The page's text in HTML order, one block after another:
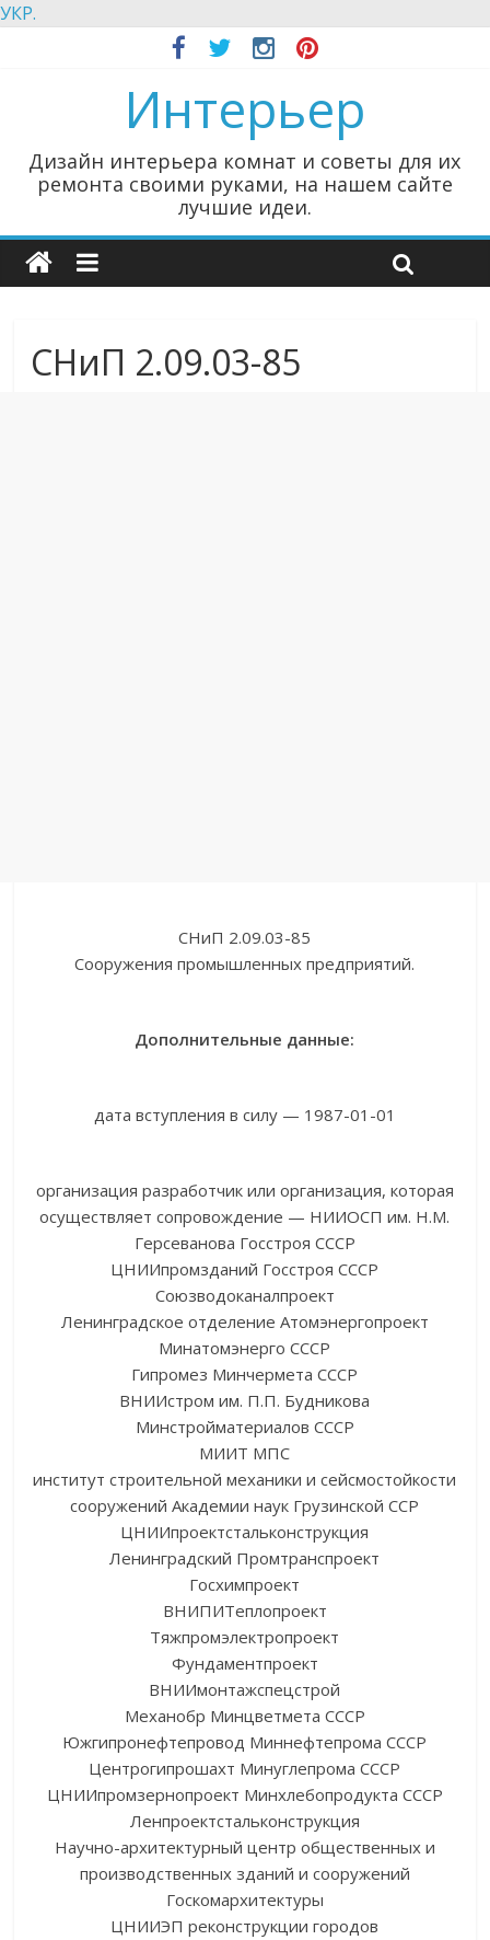
УКР.
Интерьер
Дизайн интерьера комнат и советы для их
ремонта своими руками, на нашем сайте
лучшие идеи.
СНиП 2.09.03-85
СНиП 2.09.03-85
Сооружения промышленных предприятий.
Дополнительные данные:
дата вступления в силу — 1987-01-01
организация разработчик или организация, которая
осуществляет сопровождение — НИИОСП им. Н.М.
Герсеванова Госстроя СССР
ЦНИИпромзданий Госстроя СССР
Союзводоканалпроект
Ленинградское отделение Атомэнергопроект
Минатомэнерго СССР
Гипромез Минчермета СССР
ВНИИстром им. П.П. Будникова
Минстройматериалов СССР
МИИТ МПС
институт строительной механики и сейсмостойкости
сооружений Академии наук Грузинской ССР
ЦНИИпроектстальконструкция
Ленинградский Промтранспроект
Госхимпроект
ВНИПИТеплопроект
Тяжпромэлектропроект
Фундаментпроект
ВНИИмонтажспецстрой
Механобр Минцветмета СССР
Южгипронефтепровод Миннефтепрома СССР
Центрогипрошахт Минуглепрома СССР
ЦНИИпромзернопроект Минхлебопродукта СССР
Ленпроектстальконструкция
Научно-архитектурный центр общественных и
производственных зданий и сооружений
Госкомархитектуры
ЦНИИЭП реконструкции городов